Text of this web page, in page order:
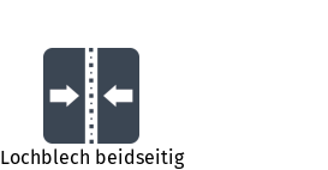
Lochblech beidseitig